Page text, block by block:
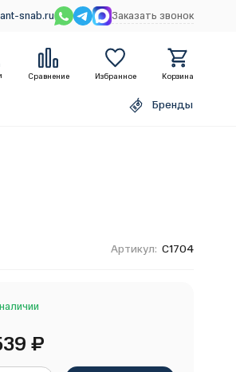
snab.ru Заказать звонок
Сравнение Избранное Корзина
Бренды
Артикул: C1704
₽